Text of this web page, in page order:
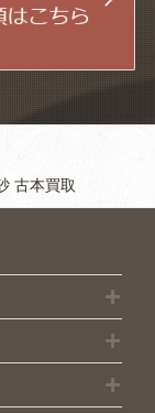
古本買取